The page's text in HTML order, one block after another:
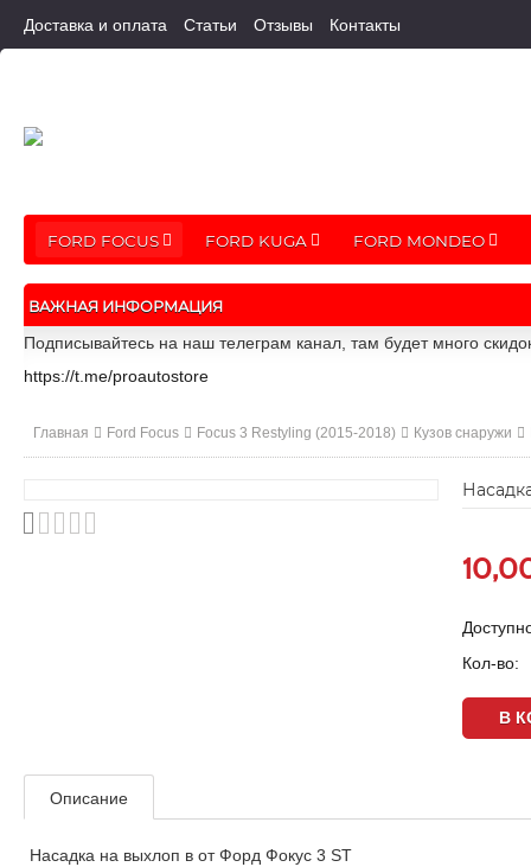
Доставка и оплата Статьи Отзывы Контакты
FORD FOCUS FORD KUGA FORD MONDEO
ВАЖНАЯ ИНФОРМАЦИЯ
Подписывайтесь на наш телеграм канал, там будет много
https://t.me/proautostore
Главная Ford Focus Focus 3 Restyling (2015-2018) Кузов снаружи
Кол-во:
Описание
Насадка на выхлоп в от Форд Фокус 3 ST